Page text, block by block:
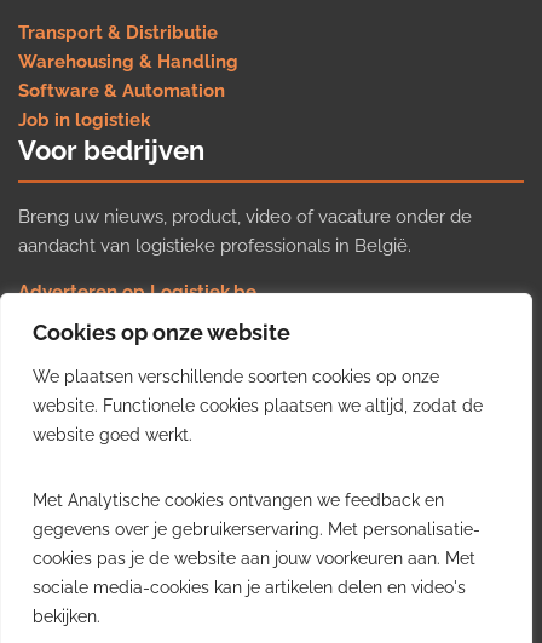
Cookies op onze website
We plaatsen verschillende soorten cookies op onze
website. Functionele cookies plaatsen we altijd, zodat de
website goed werkt.
Met Analytische cookies ontvangen we feedback en
gegevens over je gebruikerservaring. Met personalisatie-
cookies pas je de website aan jouw voorkeuren aan. Met
sociale media-cookies kan je artikelen delen en video's
bekijken.
Transport & Distributie
Warehousing & Handling
Software & Automation
Job in logistiek
Voor bedrijven
Breng uw nieuws, product, video of vacature onder de
aandacht van logistieke professionals in België.
Adverteren op Logistiek.be
Nieuws insturen
Uw video op Logistiek.TV
Job plaatsen
Gratis wekelijkse update
inzichten uit de Belgische logistieke sector in uw inbox.
Ontvang je gratis
wekelijkse update